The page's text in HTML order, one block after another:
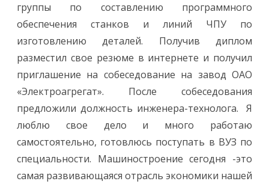
группы по составлению программного
обеспечения станков и линий ЧПУ по
изготовлению деталей. Получив диплом
разместил свое резюме в интернете и получил
приглашение на собеседование на завод ОАО
«Электроагрегат». После собеседования
предложили должность инженера-технолога. Я
люблю свое дело и много работаю
самостоятельно, готовлюсь поступать в ВУЗ по
специальности. Машиностроение сегодня -это
самая развивающаяся отрасль экономики нашей